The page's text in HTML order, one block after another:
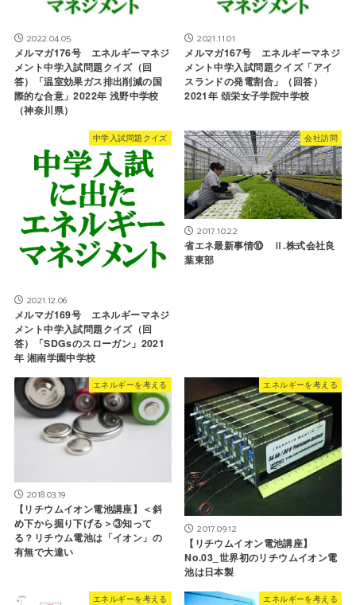
2022.04.05
メルマガ176号 エネルギーマネジ
メント中学入試問題クイズ（回
答）「温室効果ガス排出削減の国
際的な合意」2022年 浅野中学校
（神奈川県）
2021.11.01
メルマガ167号 エネルギーマネジ
メント中学入試問題クイズ「アイ
スランドの発電割合」（回答）
2021年 頌栄女子学院中学校
中学入試問題クイズ
2021.12.06
メルマガ169号 エネルギーマネジ
メント中学入試問題クイズ（回
答）「SDGsのスローガン」2021
年 湘南学園中学校
会社訪問
2017.10.22
省エネ最新事情⑩ Ⅱ.株式会社良
葉東部
エネルギーを考える
2018.03.19
【リチウムイオン電池講座】＜斜
め下から掘り下げる＞③知って
る？リチウム電池は「イオン」の
有無で大違い
エネルギーを考える
2017.09.12
【リチウムイオン電池講座】
No.03_世界初のリチウムイオン電
池は日本製
エネルギーを考える エネルギーを考える